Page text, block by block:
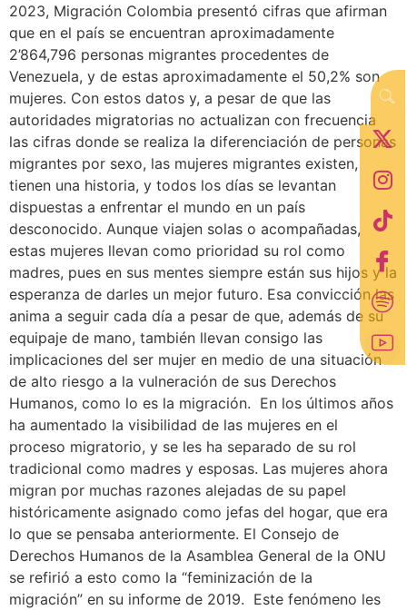
2023, Migración Colombia presentó cifras que afirman
que en el país se encuentran aproximadamente
2’864,796 personas migrantes procedentes de
Venezuela, y de estas aproximadamente el 50,2% son
mujeres. Con estos datos y, a pesar de que las
autoridades migratorias no actualizan con frecuencia
las cifras donde se realiza la diferenciación de personas
migrantes por sexo, las mujeres migrantes existen,
tienen una historia, y todos los días se levantan
dispuestas a enfrentar el mundo en un país
desconocido. Aunque viajen solas o acompañadas,
estas mujeres llevan como prioridad su rol como
madres, pues en sus mentes siempre están sus hijos y la
esperanza de darles un mejor futuro. Esa convicción las
anima a seguir cada día a pesar de que, además de su
equipaje de mano, también llevan consigo las
implicaciones del ser mujer en medio de una situación
de alto riesgo a la vulneración de sus Derechos
Humanos, como lo es la migración. En los últimos años
ha aumentado la visibilidad de las mujeres en el
proceso migratorio, y se les ha separado de su rol
tradicional como madres y esposas. Las mujeres ahora
migran por muchas razones alejadas de su papel
históricamente asignado como jefas del hogar, que era
lo que se pensaba anteriormente. El Consejo de
Derechos Humanos de la Asamblea General de la ONU
se refirió a esto como la “feminización de la
migración” en su informe de 2019. Este fenómeno les